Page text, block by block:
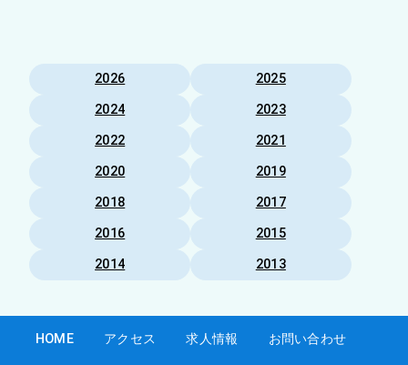
2026
2025
2024
2023
2022
2021
2020
2019
2018
2017
2016
2015
2014
2013
HOME アクセス 求人情報 お問い合わせ